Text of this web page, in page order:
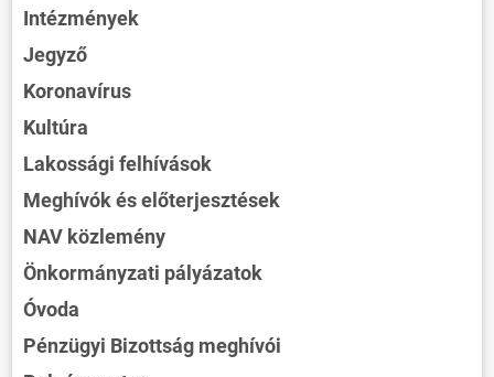
Intézmények
Jegyző
Koronavírus
Kultúra
Lakossági felhívások
Meghívók és előterjesztések
NAV közlemény
Önkormányzati pályázatok
Óvoda
Pénzügyi Bizottság meghívói